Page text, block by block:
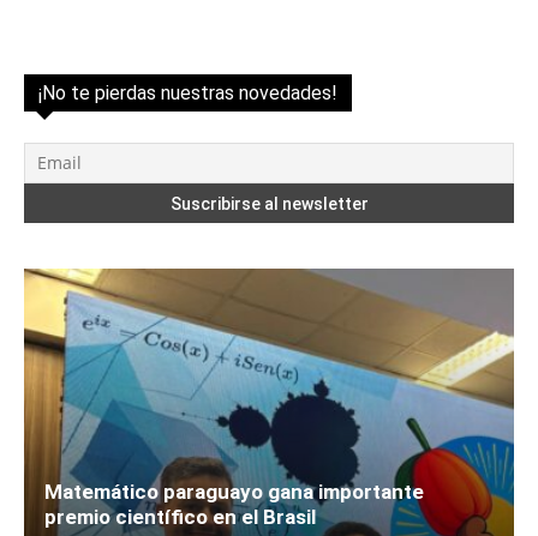
¡No te pierdas nuestras novedades!
Matemático paraguayo gana importante
premio científico en el Brasil